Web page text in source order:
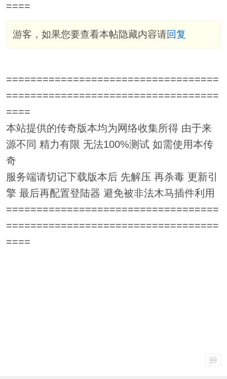
====
游客，如果您要查看本帖隐藏内容请回复
===================================
===================================
====
本站提供的传奇版本均为网络收集所得 由于来
源不同 精力有限 无法100%测试 如需使用本传
奇
服务端请切记下载版本后 先解压 再杀毒 更新引
擎 最后再配置登陆器 避免被非法木马插件利用
===================================
===================================
====